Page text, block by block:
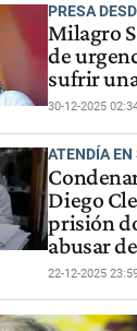
PRESA
Milagro
de
sufrir
30-12-2025
ATENDÍA
Diego
prisión
abusar
22-12-2025